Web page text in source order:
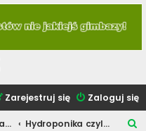
Zaloguj się
Zarejestruj się
Wszystko o Uprawie Roślin Konopi Hydroponika czyli Uprawa Bezglebowa